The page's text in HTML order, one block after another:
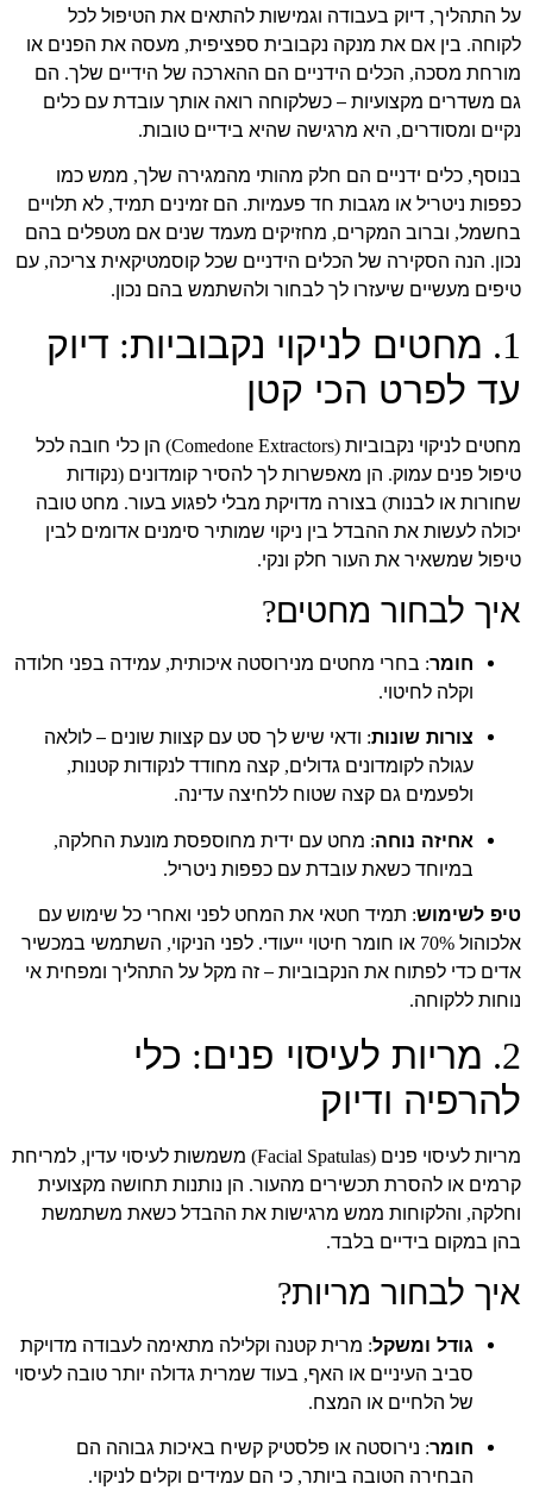
על התהליך, דיוק בעבודה וגמישות להתאים את הטיפול לכל
לקוחה. בין אם את מנקה נקבובית ספציפית, מעסה את הפנים או
מורחת מסכה, הכלים הידניים הם ההארכה של הידיים שלך. הם
גם משדרים מקצועיות – כשלקוחה רואה אותך עובדת עם כלים
נקיים ומסודרים, היא מרגישה שהיא בידיים טובות.
בנוסף, כלים ידניים הם חלק מהותי מהמגירה שלך, ממש כמו
כפפות ניטריל או מגבות חד פעמיות. הם זמינים תמיד, לא תלויים
בחשמל, וברוב המקרים, מחזיקים מעמד שנים אם מטפלים בהם
נכון. הנה הסקירה של הכלים הידניים שכל קוסמטיקאית צריכה, עם
טיפים מעשיים שיעזרו לך לבחור ולהשתמש בהם נכון.
1. מחטים לניקוי נקבוביות: דיוק
עד לפרט הכי קטן
מחטים לניקוי נקבוביות (Comedone Extractors)
הן כלי חובה לכל
טיפול פנים עמוק. הן מאפשרות לך להסיר קומדונים (נקודות
שחורות או לבנות) בצורה מדויקת מבלי לפגוע בעור. מחט טובה
יכולה לעשות את ההבדל בין ניקוי שמותיר סימנים אדומים לבין
טיפול שמשאיר את העור חלק ונקי.
איך לבחור מחטים?
חומר: בחרי מחטים מנירוסטה איכותית, עמידה בפני חלודה
וקלה לחיטוי.
צורות שונות: ודאי שיש לך סט עם קצוות שונים – לולאה
עגולה לקומדונים גדולים, קצה מחודד לנקודות קטנות,
ולפעמים גם קצה שטוח ללחיצה עדינה.
אחיזה נוחה: מחט עם ידית מחוספסת מונעת החלקה,
במיוחד כשאת עובדת עם כפפות ניטריל.
טיפ לשימוש: תמיד חטאי את המחט לפני ואחרי כל שימוש עם
אלכוהול 70% או חומר חיטוי ייעודי. לפני הניקוי, השתמשי במכשיר
אדים כדי לפתוח את הנקבוביות – זה מקל על התהליך ומפחית אי
נוחות ללקוחה.
2. מריות לעיסוי פנים: כלי
להרפיה ודיוק
מריות לעיסוי פנים (Facial Spatulas) משמשות לעיסוי עדין, למריחת
קרמים או להסרת תכשירים מהעור. הן נותנות תחושה מקצועית
וחלקה, והלקוחות ממש מרגישות את ההבדל כשאת משתמשת
בהן במקום בידיים בלבד.
איך לבחור מריות?
גודל ומשקל: מרית קטנה וקלילה מתאימה לעבודה מדויקת
סביב העיניים או האף, בעוד שמרית גדולה יותר טובה לעיסוי
של הלחיים או המצח.
חומר: נירוסטה או פלסטיק קשיח באיכות גבוהה הם
הבחירה הטובה ביותר, כי הם עמידים וקלים לניקוי.